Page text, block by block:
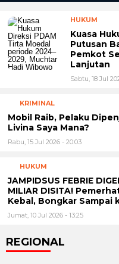
HUKUM
Kuasa
Putusan
Pemkot
Lanjutan
Sabtu, 18 Jul
KRIMINAL
Mobil Raib, Pelaku
Livina Saya Mana?
Rabu, 15 Jul 2026 - 20:03
HUKUM
JAMPIDSUS FEBRIE
MILIAR DISITA!
Kebal, Bongkar Sampai
Jumat, 10 Jul 2026 - 13:25
REGIONAL